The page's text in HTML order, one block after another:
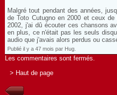
Malgré tout pendant des années,
de Toto Cutugno en 2000 et ceux
2002, j'ai dû écouter ces chansons
en plus, ce n'était pas les seuls
audio que j'avais alors perdus ou
Publié il y a 47 mois par Hug.
Les commentaires sont fermés.
> Haut de page